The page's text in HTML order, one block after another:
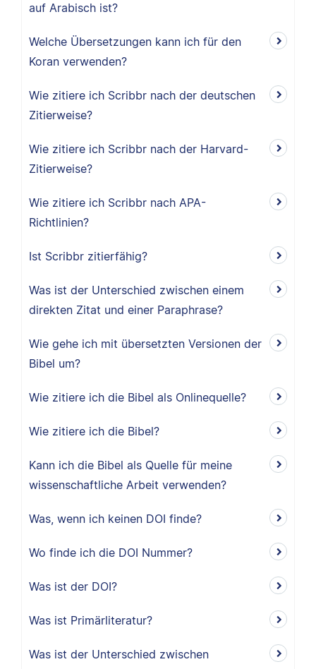
auf Arabisch ist?
Welche Übersetzungen kann ich für den
Koran verwenden?
Wie zitiere ich Scribbr nach der deutschen
Zitierweise?
Wie zitiere ich Scribbr nach der Harvard-
Zitierweise?
Wie zitiere ich Scribbr nach APA-
Richtlinien?
Ist Scribbr zitierfähig?
Was ist der Unterschied zwischen einem
direkten Zitat und einer Paraphrase?
Wie gehe ich mit übersetzten Versionen der
Bibel um?
Wie zitiere ich die Bibel als Onlinequelle?
Wie zitiere ich die Bibel?
Kann ich die Bibel als Quelle für meine
wissenschaftliche Arbeit verwenden?
Was, wenn ich keinen DOI finde?
Wo finde ich die DOI Nummer?
Was ist der DOI?
Was ist Primärliteratur?
Was ist der Unterschied zwischen